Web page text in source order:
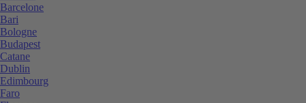
Barcelone
Bari
Bologne
Budapest
Catane
Dublin
Edimbourg
Faro